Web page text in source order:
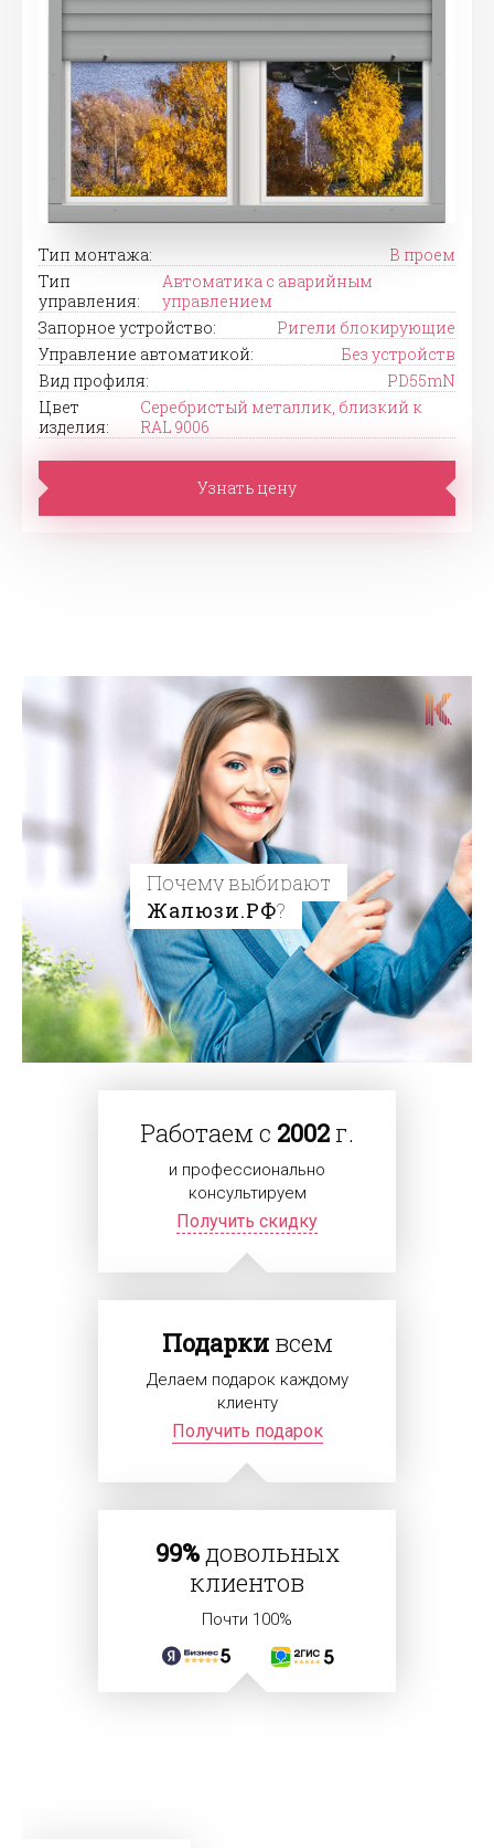
Тип монтажа:
В проем
Тип
управления:
Автоматика с аварийным
управлением
Запорное устройство:
Ригели блокирующие
Управление автоматикой:
Без устройств
Вид профиля:
PD55mN
Цвет
изделия:
Серебристый металлик, близкий к
RAL 9006
Узнать цену
Почему выбирают
Жалюзи.РФ?
Работаем с 2002 г.
и профессионально
консультируем
Получить скидку
Подаркивсем
Делаем подарок каждому
клиенту
Получить подарок
99%довольных
клиентов
Почти 100%